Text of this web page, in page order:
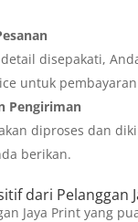
disepakati,
untuk
Pengiriman
diproses dan
berikan.
dari Pelanggan
Jaya Print yang